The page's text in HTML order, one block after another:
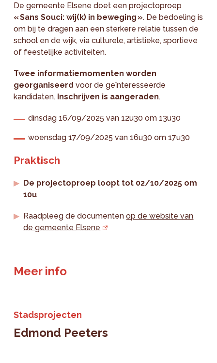
De gemeente Elsene doet een projectoproep
« Sans Souci: wij(k) in beweging ». De bedoeling is
om bij te dragen aan een sterkere relatie tussen de
school en de wijk, via culturele, artistieke, sportieve
of feestelijke activiteiten.
Twee informatiemomenten worden
georganiseerd voor de geïnteresseerde
kandidaten. Inschrijven is aangeraden.
dinsdag 16/09/2025 van 12u30 om 13u30
woensdag 17/09/2025 van 16u30 om 17u30
Praktisch
De projectoproep loopt tot 02/10/2025 om
10u
Raadpleeg de documentenop de website van
de gemeente Elsene
Meer info
Stadsprojecten
Edmond Peeters